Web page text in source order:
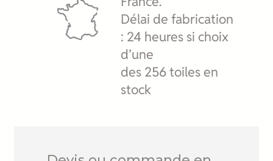
Délai de fabrication
: 24 heures si choix
d’une
des 256 toiles en
stock